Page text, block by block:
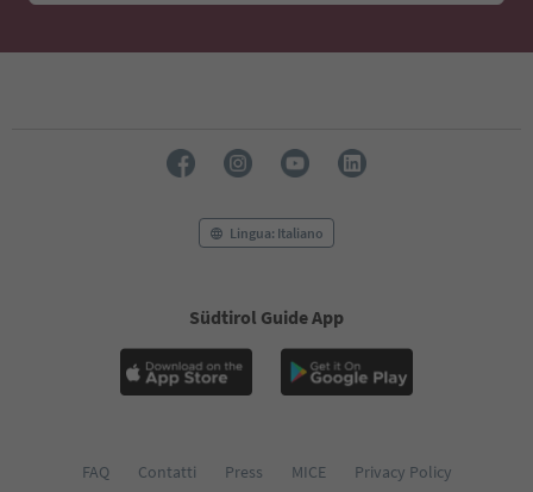
Lingua: Italiano
Südtirol Guide App
FAQ Contatti Press MICE
Privacy Policy